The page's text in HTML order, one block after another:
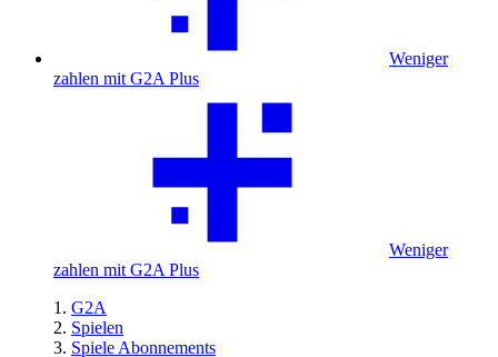
Weniger
zahlen mit G2A Plus
Weniger
zahlen mit G2A Plus
G2A
Spielen
Spiele Abonnements